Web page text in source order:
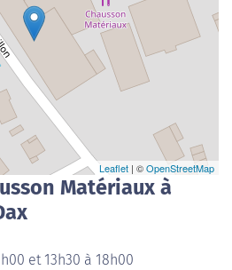
Leaflet | ©OpenStreetMap
Matériaux à
et 13h30 à 18h00